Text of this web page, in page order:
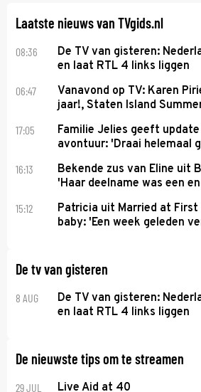
Laatste nieuws van TVgids.nl
08:36
De TV van gisteren:
en laat RTL 4 links liggen
06:47
Vanavond op TV: Karen
jaar!, Staten Island
17:05
Familie Jelies geeft
avontuur: 'Draai helemaal
16:13
Bekende zus van Eline uit
'Haar deelname was een
15:12
Patricia uit Married at
baby: 'Een week geleden
De tv van gisteren
8 AUG
De TV van gisteren:
en laat RTL 4 links liggen
De nieuwste tips om te streamen
29 JUL Live Aid at 40